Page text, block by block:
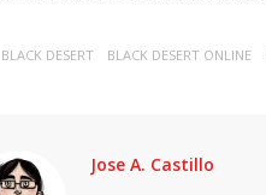
BLACK DESERT BLACK DESERT ONLINE
Jose A. Castillo